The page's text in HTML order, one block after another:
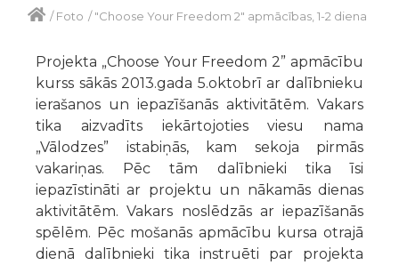
/Foto /"Choose Your Freedom 2" apmācības, 1-2 diena
Projekta „Choose Your Freedom 2” apmācību
kurss sākās 2013.gada 5.oktobrī ar dalībnieku
ierašanos un iepazīšanās aktivitātēm. Vakars
tika aizvadīts iekārtojoties viesu nama
„Vālodzes” istabiņās, kam sekoja pirmās
vakariņas. Pēc tām dalībnieki tika īsi
iepazīstināti ar projektu un nākamās dienas
aktivitātēm. Vakars noslēdzās ar iepazīšanās
spēlēm. Pēc mošanās apmācību kursa otrajā
dienā dalībnieki tika instruēti par projekta